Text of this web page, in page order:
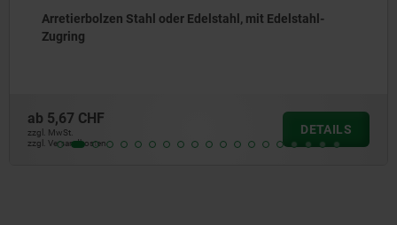
Arretierbolzen Stahl oder Edelstahl, mit Edelstahl-
Zugring
ab 5,67 CHF
zzgl. MwSt.
zzgl. Versandkosten
DETAILS